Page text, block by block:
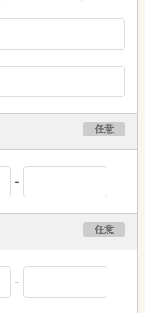
任意
-
任意
-